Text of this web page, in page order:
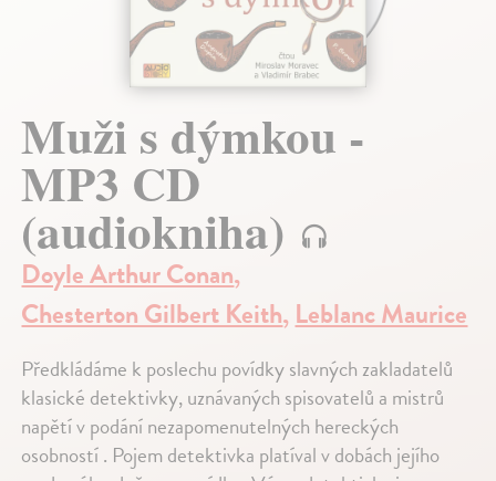
Muži s dýmkou -
MP3 CD
(audiokniha)
Doyle Arthur Conan,
Chesterton Gilbert Keith,Leblanc Maurice
Předkládáme k poslechu povídky slavných zakladatelů
klasické detektivky, uznávaných spisovatelů a mistrů
napětí v podání nezapomenutelných hereckých
osobností . Pojem detektivka platíval v dobách jejího